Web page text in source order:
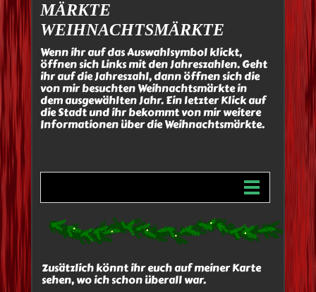
MÄRKTE
WEIHNACHTSMÄRKTE
Wenn ihr auf das Auswahlsymbol klickt,
öffnen sich Links mit den Jahreszahlen. Geht
ihr auf die Jahreszahl, dann öffnen sich die
von mir besuchten Weihnachtsmärkte in
dem ausgewählten Jahr. Ein letzter Klick auf
die Stadt und ihr bekommt von mir weitere
Informationen über die Weihnachtsmärkte.
Zusätzlich könnt ihr euch auf meiner Karte
sehen, wo ich schon überall war.